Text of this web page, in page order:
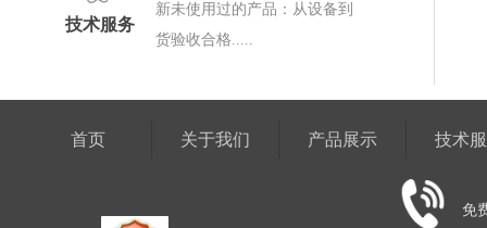
免
首页 关于我们 产品展示 技术
新未使用过的产品：从设备到
货验收合格.....
技术服务